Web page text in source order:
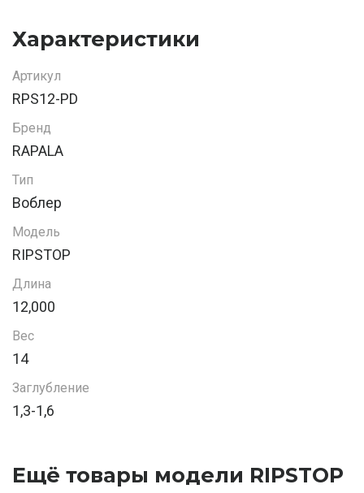
Характеристики
Артикул
RPS12-PD
Бренд
RAPALA
Тип
Воблер
Модель
RIPSTOP
Длина
12,000
Вес
14
Заглубление
1,3-1,6
Ещё товары модели RIPSTOP